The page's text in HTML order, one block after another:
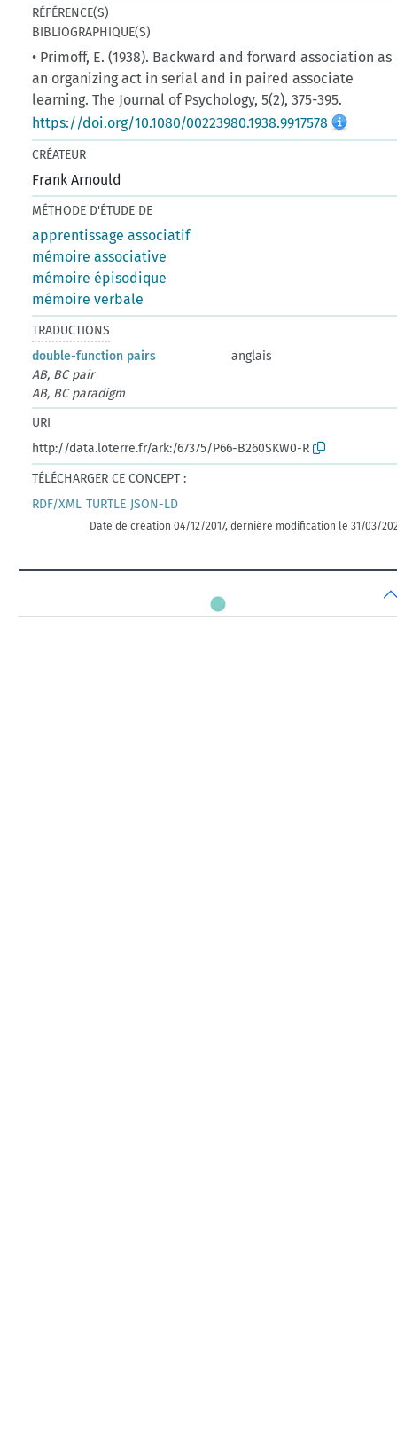
RÉFÉRENCE(S)
BIBLIOGRAPHIQUE(S)
• Primoff, E. (1938). Backward and forward association as
an organizing act in serial and in paired associate
learning. The Journal of Psychology, 5(2), 375-395.
https://doi.org/10.1080/00223980.1938.9917578
CRÉATEUR
Frank Arnould
MÉTHODE D'ÉTUDE DE
apprentissage associatif
mémoire associative
mémoire épisodique
mémoire verbale
TRADUCTIONS
double-function pairs
anglais
AB, BC pair
AB, BC paradigm
URI
http://data.loterre.fr/ark:/67375/P66-B260SKW0-R
TÉLÉCHARGER CE CONCEPT :
RDF/XML TURTLE JSON-LD
Date de création 04/12/2017, dernière modification le 31/03/